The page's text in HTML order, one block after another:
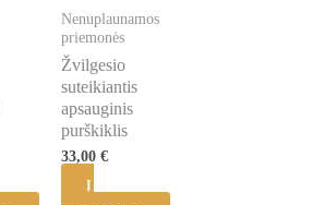
Nenuplaunamos
priemonės
Žvilgesio
suteikiantis
apsauginis
purškiklis
33,00€
Į